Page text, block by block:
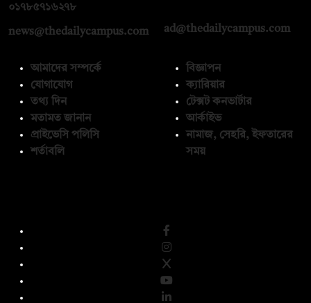
০১৭৮৫৭১৬২৭৮
news@thedailycampus.com ad@thedailycampus.com
আমাদের সম্পর্কে
যোগাযোগ
তথ্য দিন
মতামত জানান
প্রাইভেসি পলিসি
শর্তাবলি
বিজ্ঞাপন
ক্যারিয়ার
টেক্সট কনভার্টার
আর্কাইভ
নামাজ, সেহরি, ইফতারের
সময়